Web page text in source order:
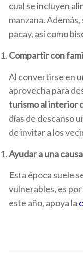
cual se incluyen
manzana.
pacay, así como
Compartir con
Al convertirse en
aprovecha para
turismo al interior
días de descanso
de invitar a los
Ayudar a una
Esta época suele
vulnerables, es por
este año, apoya la